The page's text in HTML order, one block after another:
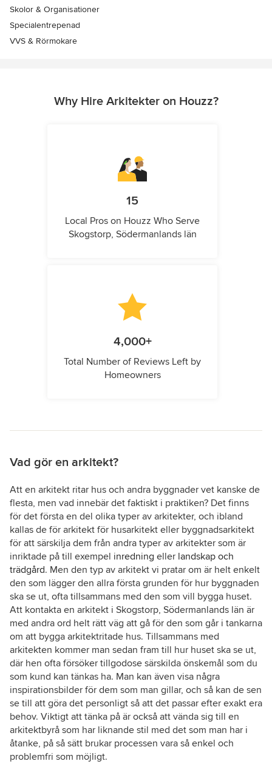
Skolor & Organisationer
Specialentrepenad
VVS & Rörmokare
Why Hire Arkitekter on Houzz?
15
Local Pros on Houzz Who Serve
Skogstorp, Södermanlands län
4,000+
Total Number of Reviews Left by
Homeowners
Vad gör en arkitekt?
Att en arkitekt ritar hus och andra byggnader vet kanske de
flesta, men vad innebär det faktiskt i praktiken? Det finns
för det första en del olika typer av arkitekter, och ibland
kallas de för arkitekt för husarkitekt eller byggnadsarkitekt
för att särskilja dem från andra typer av arkitekter som är
inriktade på till exempel inredning eller landskap och
trädgård. Men den typ av arkitekt vi pratar om är helt enkelt
den som lägger den allra första grunden för hur byggnaden
ska se ut, ofta tillsammans med den som vill bygga huset.
Att kontakta en arkitekt i Skogstorp, Södermanlands län är
med andra ord helt rätt väg att gå för den som går i tankarna
om att bygga arkitektritade hus. Tillsammans med
arkitekten kommer man sedan fram till hur huset ska se ut,
där hen ofta försöker tillgodose särskilda önskemål som du
som kund kan tänkas ha. Man kan även visa några
inspirationsbilder för dem som man gillar, och så kan de sen
se till att göra det personligt så att det passar efter exakt era
behov. Viktigt att tänka på är också att vända sig till en
arkitektbyrå som har liknande stil med det som man har i
åtanke, på så sätt brukar processen vara så enkel och
problemfri som möjligt.